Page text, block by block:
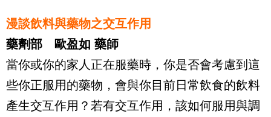
漫談飲料與藥物之交互作用
藥劑部 歐盈如 藥師
當你或你的家人正在服藥時，你是否會考慮到這
些你正服用的藥物，會與你目前日常飲食的飲料
產生交互作用？若有交互作用，該如何服用與調